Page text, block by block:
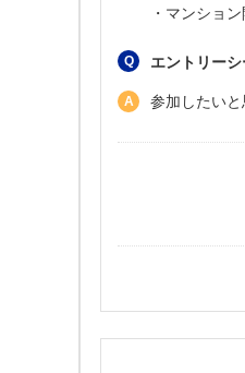
・マンショ
エントリー
参加したいと